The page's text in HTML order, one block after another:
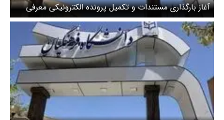
آغاز بارگذاری مستندات و تکمیل پرونده الکترونیکی معرفی
شدگان چند برابر ظرفیت دانشگاه فرهنگیان/ دوره آموزش
فشرده مهارت‌آموزان از ۸ تیرماه